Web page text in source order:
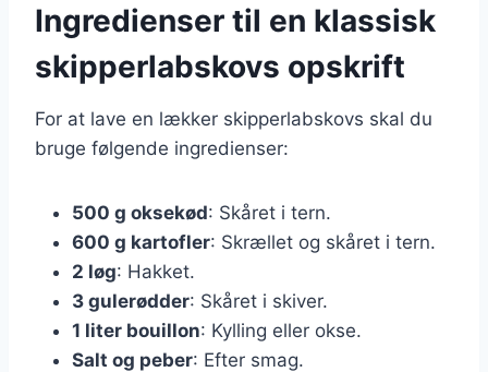
Ingredienser til en klassisk
skipperlabskovs opskrift
For at lave en lækker skipperlabskovs skal du
bruge følgende ingredienser:
500 g oksekød: Skåret i tern.
600 g kartofler: Skrællet og skåret i tern.
2 løg: Hakket.
3 gulerødder: Skåret i skiver.
1 liter bouillon: Kylling eller okse.
Salt og peber: Efter smag.